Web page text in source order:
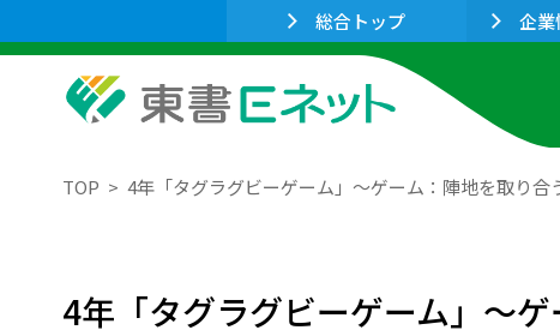
総合トップ 企業
TOP 4年「タグラグビーゲーム」～ゲーム：陣地を取り合
4年「タグラグビーゲーム」～